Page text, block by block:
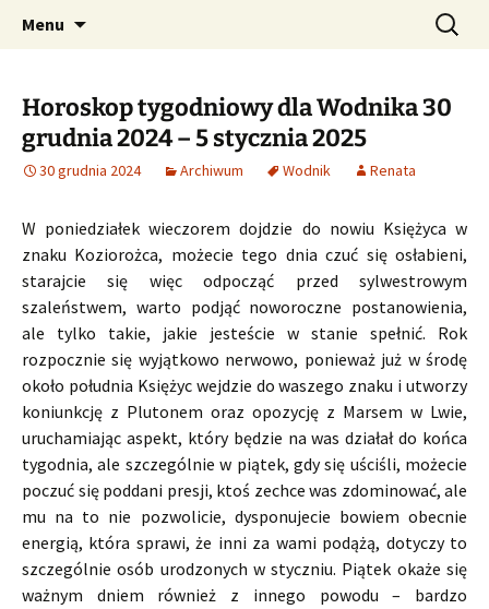
CzaroMarowy horoskop
dzienny, miesięczny i
tygodniowy
Profesjonalne przepowiednie astrologiczne
Menu Szukaj:
Horoskop tygodniowy dla Wodnika 30
grudnia 2024 – 5 stycznia 2025
30 grudnia 2024 Archiwum Wodnik Renata
W poniedziałek wieczorem dojdzie do nowiu Księżyca w
znaku Koziorożca, możecie tego dnia czuć się osłabieni,
starajcie się więc odpocząć przed sylwestrowym
szaleństwem, warto podjąć noworoczne postanowienia,
ale tylko takie, jakie jesteście w stanie spełnić. Rok
rozpocznie się wyjątkowo nerwowo, ponieważ już w środę
około południa Księżyc wejdzie do waszego znaku i utworzy
koniunkcję z Plutonem oraz opozycję z Marsem w Lwie,
uruchamiając aspekt, który będzie na was działał do końca
tygodnia, ale szczególnie w piątek, gdy się uściśli, możecie
poczuć się poddani presji, ktoś zechce was zdominować, ale
mu na to nie pozwolicie, dysponujecie bowiem obecnie
energią, która sprawi, że inni za wami podążą, dotyczy to
szczególnie osób urodzonych w styczniu. Piątek okaże się
ważnym dniem również z innego powodu – bardzo